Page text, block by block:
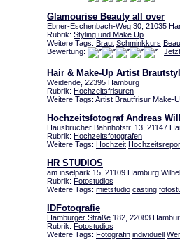
Glamourise Beauty all over
Ebner-Eschenbach-Weg 30, 21035
Rubrik: Styling und Make Up
Weitere Tags: Braut Schminkkurs
Bewertung:
Hair & Make-Up Artist
Weidende, 22395 Hamburg
Rubrik: Hochzeitsfrisuren
Weitere Tags: Artist Brautfrisur Make-
Hochzeitsfotograf Andreas
Hausbrucher Bahnhofstr. 13, 21147
Rubrik: Hochzeitsfotografen
Weitere Tags: Hochzeit
HR STUDIOS
am inselpark 15, 21109 Hamburg
Rubrik: Fotostudios
Weitere Tags: mietstudio casting
IDFotografie
Hamburger Straße 182, 22083
Rubrik: Fotostudios
Weitere Tags: Fotografin individuell